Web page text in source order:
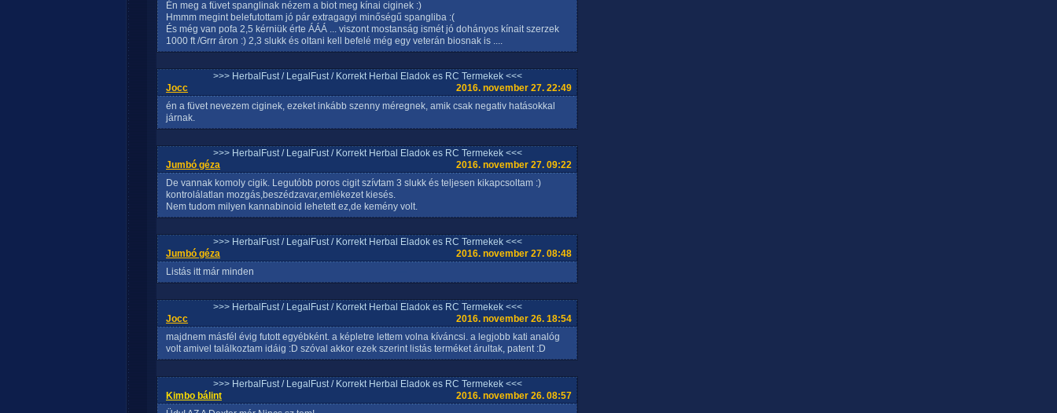
Én meg a füvet spanglinak nézem a biot meg kínai ciginek :)
Hmmm megint belefutottam jó pár extragagyi minőségű spangliba :(
És még van pofa 2,5 kérniük érte ÁÁÁ ... viszont mostanság ismét jó dohányos kínait szerzek
1000 ft /Grrr áron :) 2,3 slukk és oltani kell befelé még egy veterán biosnak is ....
>>> HerbalFust / LegalFust / Korrekt Herbal Eladok es RC Termekek <<<
Jocc
2016. november 27. 22:49
én a füvet nevezem ciginek, ezeket inkább szenny méregnek, amik csak negativ hatásokkal
járnak.
>>> HerbalFust / LegalFust / Korrekt Herbal Eladok es RC Termekek <<<
Jumbó géza
2016. november 27. 09:22
De vannak komoly cigik. Legutóbb poros cigit szívtam 3 slukk és teljesen kikapcsoltam :)
kontrolálatlan mozgás,beszédzavar,emlékezet kiesés.
Nem tudom milyen kannabinoid lehetett ez,de kemény volt.
>>> HerbalFust / LegalFust / Korrekt Herbal Eladok es RC Termekek <<<
Jumbó géza
2016. november 27. 08:48
Listás itt már minden
>>> HerbalFust / LegalFust / Korrekt Herbal Eladok es RC Termekek <<<
Jocc
2016. november 26. 18:54
majdnem másfél évig futott egyébként. a képletre lettem volna kíváncsi. a legjobb kati analóg
volt amivel találkoztam idáig :D szóval akkor ezek szerint listás terméket árultak, patent :D
>>> HerbalFust / LegalFust / Korrekt Herbal Eladok es RC Termekek <<<
Kimbo bálint
2016. november 26. 08:57